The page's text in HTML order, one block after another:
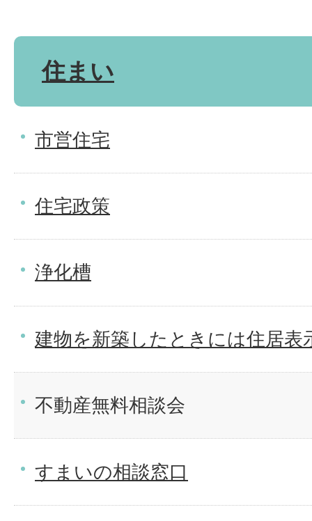
住まい
市営住宅
住宅政策
浄化槽
建物を新築したときには住居表
不動産無料相談会
すまいの相談窓口